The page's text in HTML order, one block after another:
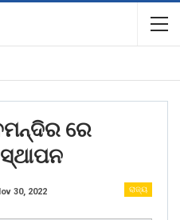
ରେ
ରାଜ୍ୟ
30, 2022